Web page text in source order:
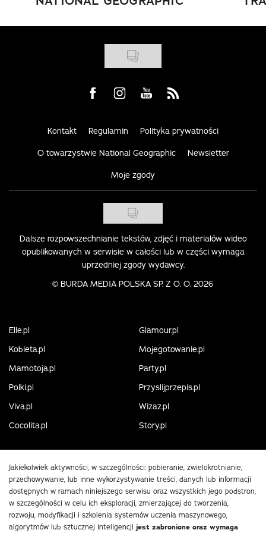
Visit us on Facebook
Visit us on Instagram
Visit us on Youtube
Visit us on Rss
Kontakt Regulamin Polityka prywatności
O towarzystwie National Geographic Newsletter
Moje zgody
Dalsze rozpowszechnianie tekstów, zdjęć i materiałów wideo
opublikowanych w serwisie w całości lub w części wymaga
uprzedniej zgody wydawcy.
© BURDA MEDIA POLSKA SP. Z O. O. 2026
Elle.pl
Glamour.pl
Kobieta.pl
Mojegotowanie.pl
Mamotoja.pl
Party.pl
Polki.pl
Przyslijprzepis.pl
Viva.pl
Wizaz.pl
Cocolita.pl
Story.pl
Jakiekolwiek aktywności, w szczególności: pobieranie, zwielokrotnianie,
przechowywanie, lub inne wykorzystywanie treści, danych lub informacji
dostępnych w ramach niniejszego serwisu oraz wszystkich jego podstron,
w szczególności w celu ich eksploracji, zmierzającej do tworzenia,
rozwoju, modyfikacji i szkolenia systemów uczenia maszynowego,
algorytmów lub sztucznej inteligencji jest zabronione oraz wymaga